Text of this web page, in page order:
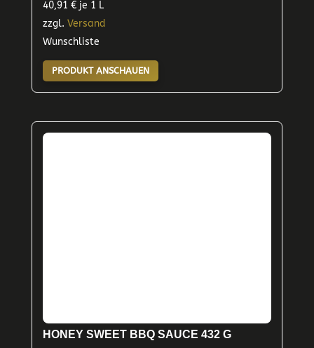
40,91 €je 1 L
zzgl. Versand
Wunschliste
PRODUKT ANSCHAUEN
HONEY SWEET BBQ SAUCE 432 G